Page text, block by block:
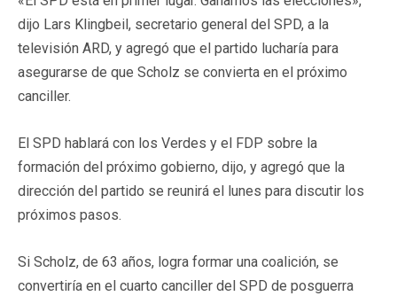
dijo Lars Klingbeil, secretario general del SPD, a la
televisión ARD, y agregó que el partido lucharía para
asegurarse de que Scholz se convierta en el próximo
canciller.
El SPD hablará con los Verdes y el FDP sobre la
formación del próximo gobierno, dijo, y agregó que la
dirección del partido se reunirá el lunes para discutir los
próximos pasos.
Si Scholz, de 63 años, logra formar una coalición, se
convertiría en el cuarto canciller del SPD de posguerra